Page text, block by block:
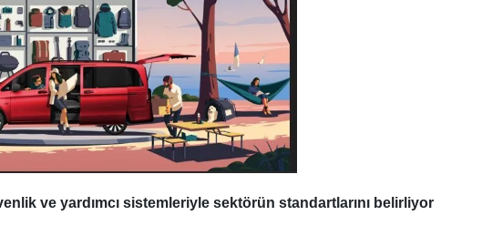
ve yardımcı sistemleriyle sektörün standartlarını belirliyor